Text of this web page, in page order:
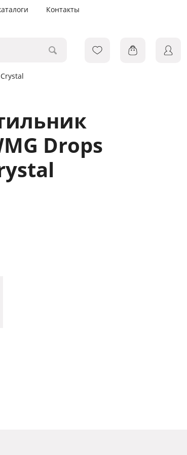
Контакты
Drops